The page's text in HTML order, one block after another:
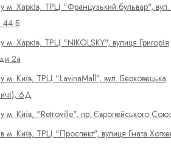
м. Харків, ТРЦ "Французький бульвар",
44-Б
м. Харків, ТРЦ "NIKOLSKY", вулиця Григорія
2а
м. Київ, ТРЦ "LavinaMall", вул. Берковецька
6Д
м. Київ, "Retroville", пр. Європейського
м. Київ, ТРЦ "Проспект", вулиця Гната